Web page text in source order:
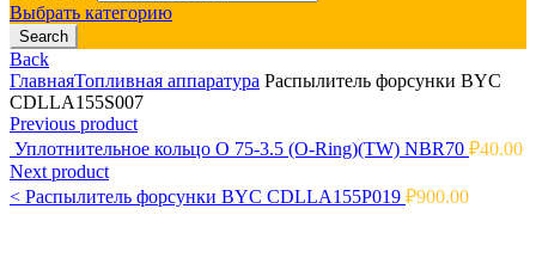
Выбрать категорию
Search
Back
ГлавнаяТопливная аппаратура Распылитель форсунки BYC
CDLLA155S007
Previous product
Уплотнительное кольцо O 75-3.5 (O-Ring)(TW) NBR70 ₽40.00
Next product
< Распылитель форсунки BYC CDLLA155P019 ₽900.00